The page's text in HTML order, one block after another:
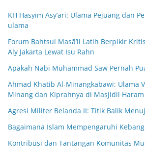
KH Hasyim Asy’ari: Ulama Pejuang dan
ulama
Forum Bahtsul Masā’il Latih Berpikir
Aly Jakarta Lewat Isu Rahn
Apakah Nabi Muhammad Saw Pernah
Ahmad Khatib Al-Minangkabawi: Ulama
Minang dan Kiprahnya di Masjidil Haram
Agresi Militer Belanda II: Titik Balik
Bagaimana Islam Mempengaruhi
Kontribusi dan Tantangan Komunitas